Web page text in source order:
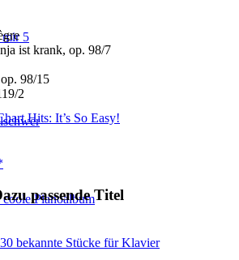
5
Hits: It’s So Easy!
coole Pianoalbum
ist krank, op. 98/7
98/15
2
passende Titel